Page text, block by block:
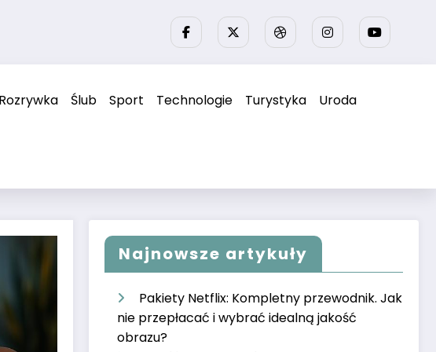
Rozrywka Ślub Sport Technologie Turystyka Uroda
Najnowsze artykuły
Pakiety Netflix: Kompletny przewodnik. Jak
nie przepłacać i wybrać idealną jakość
obrazu?